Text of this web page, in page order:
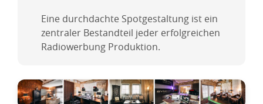
Eine durchdachte Spotgestaltung ist ein
zentraler Bestandteil jeder erfolgreichen
Radiowerbung Produktion.